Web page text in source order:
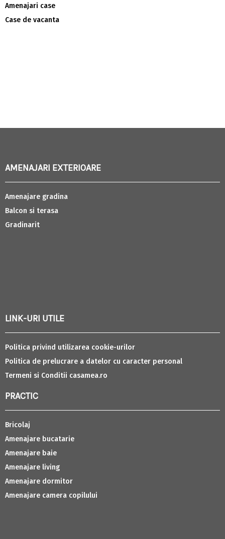
Amenajari case
Case de vacanta
AMENAJARI EXTERIOARE
Amenajare gradina
Balcon si terasa
Gradinarit
LINK-URI UTILE
Politica privind utilizarea cookie-urilor
Politica de prelucrare a datelor cu caracter personal
Termeni si Conditii casamea.ro
PRACTIC
Bricolaj
Amenajare bucatarie
Amenajare baie
Amenajare living
Amenajare dormitor
Amenajare camera copilului